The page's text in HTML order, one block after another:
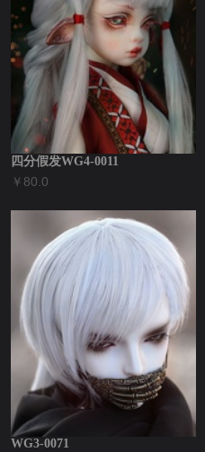
四分假发WG4-0011
￥80.0
WG3-0071